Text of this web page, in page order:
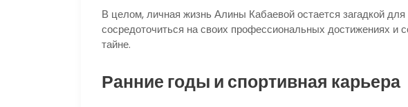
В целом, личная жизнь Алины Кабаевой остается загадкой
сосредоточиться на своих профессиональных достижениях и
тайне.
Ранние годы и спортивная карьера